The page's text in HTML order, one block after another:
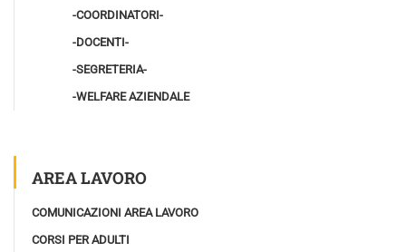
-COORDINATORI-
-DOCENTI-
-SEGRETERIA-
-WELFARE AZIENDALE
AREA LAVORO
COMUNICAZIONI AREA LAVORO
CORSI PER ADULTI